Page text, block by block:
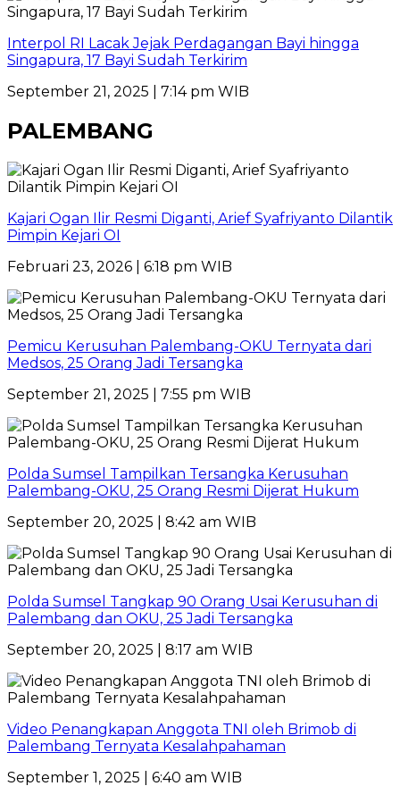
Interpol RI Lacak Jejak Perdagangan Bayi hingga
Singapura, 17 Bayi Sudah Terkirim
September 21, 2025 | 7:14 pm WIB
PALEMBANG
Kajari Ogan Ilir Resmi Diganti, Arief Syafriyanto Dilantik
Pimpin Kejari OI
Februari 23, 2026 | 6:18 pm WIB
Pemicu Kerusuhan Palembang-OKU Ternyata dari
Medsos, 25 Orang Jadi Tersangka
September 21, 2025 | 7:55 pm WIB
Polda Sumsel Tampilkan Tersangka Kerusuhan
Palembang-OKU, 25 Orang Resmi Dijerat Hukum
September 20, 2025 | 8:42 am WIB
Polda Sumsel Tangkap 90 Orang Usai Kerusuhan di
Palembang dan OKU, 25 Jadi Tersangka
September 20, 2025 | 8:17 am WIB
Video Penangkapan Anggota TNI oleh Brimob di
Palembang Ternyata Kesalahpahaman
September 1, 2025 | 6:40 am WIB